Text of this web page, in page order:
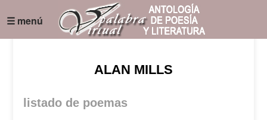
☰ menú
ALAN MILLS
listado de poemas